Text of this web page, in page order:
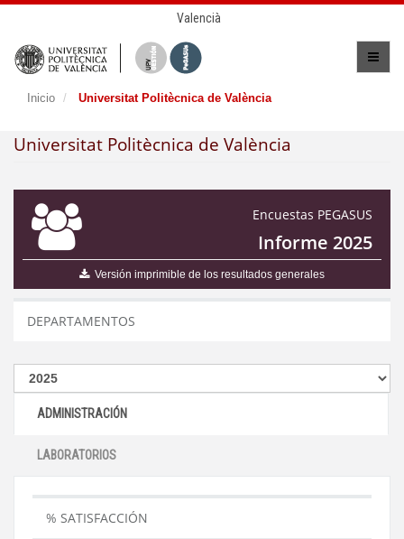
Valencià
Inicio Universitat Politècnica de València
Universitat Politècnica de València
Encuestas PEGASUS
Informe 2025
Versión imprimible de los resultados generales
DEPARTAMENTOS
ADMINISTRACIÓN
LABORATORIOS
% SATISFACCIÓN